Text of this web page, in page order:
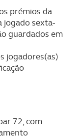
prémios da
jogado sexta-
guardados em
jogadores(as)
72, com